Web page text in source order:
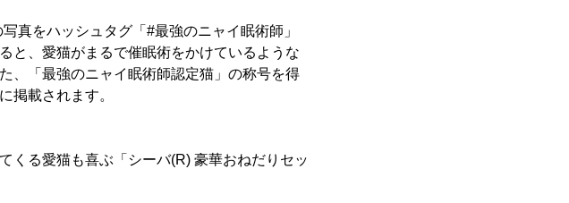
真をハッシュタグ「#最強のニャイ眠術師」
と、愛猫がまるで催眠術をかけているような
、「最強のニャイ眠術師認定猫」の称号を得
掲載されます。
くる愛猫も喜ぶ「シーバ(R) 豪華おねだりセッ